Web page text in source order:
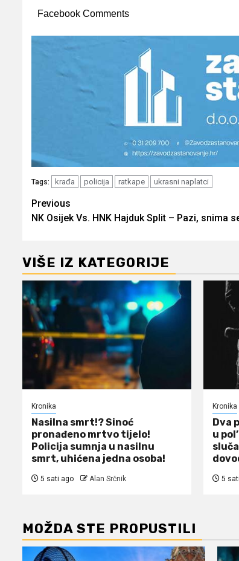
Facebook Comments
Tags: krađa policija ratkape ukrasni naplatci
Post
navigation
Previous
NK Osijek Vs. HNK Hajduk Split – Pazi, snima
VIŠE IZ KATEGORIJE
Kronika
Nasilna smrt!? Sinoć
pronađeno mrtvo tijelo!
Policija sumnja u nasilnu
smrt, uhićena jedna osoba!
5 sati ago Alan Srčnik
Kronika
Dva
u
5
MOŽDA STE PROPUSTILI